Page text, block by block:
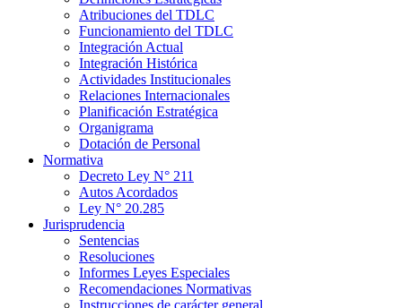
Atribuciones del TDLC
Funcionamiento del TDLC
Integración Actual
Integración Histórica
Actividades Institucionales
Relaciones Internacionales
Planificación Estratégica
Organigrama
Dotación de Personal
Normativa
Decreto Ley N° 211
Autos Acordados
Ley N° 20.285
Jurisprudencia
Sentencias
Resoluciones
Informes Leyes Especiales
Recomendaciones Normativas